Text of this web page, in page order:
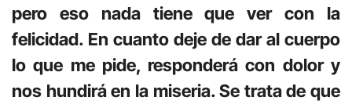
pero eso nada tiene que ver con la
felicidad. En cuanto deje de dar al cuerpo
lo que me pide, responderá con dolor y
nos hundirá en la miseria. Se trata de que